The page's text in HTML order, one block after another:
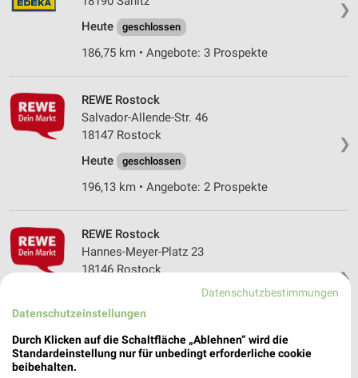
❯
Heute
geschlossen
186,75 km • Angebote: 3 Prospekte
❯
REWE Rostock
Salvador-Allende-Str. 46
18147 Rostock
Heute
geschlossen
196,13 km • Angebote: 2 Prospekte
❯
REWE Rostock
Hannes-Meyer-Platz 23
18146 Rostock
194,35 km • Angebote: 2 Prospekte
Datenschutzbestimmungen
Datenschutzeinstellungen
Durch Klicken auf die Schaltfläche „Ablehnen“ wird die
Standardeinstellung nur für unbedingt erforderliche cookie
beibehalten.